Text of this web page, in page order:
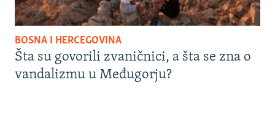
BOSNA I HERCEGOVINA
Šta su govorili zvaničnici, a šta se zna o
vandalizmu u Međugorju?